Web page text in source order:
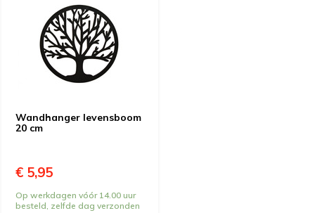
Wandhanger levensboom
20 cm
€ 5,95
Op werkdagen vóór 14.00 uur
besteld, zelfde dag verzonden